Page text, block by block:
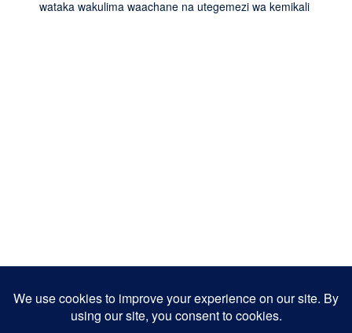
wataka wakulima waachane na utegemezi wa kemikali